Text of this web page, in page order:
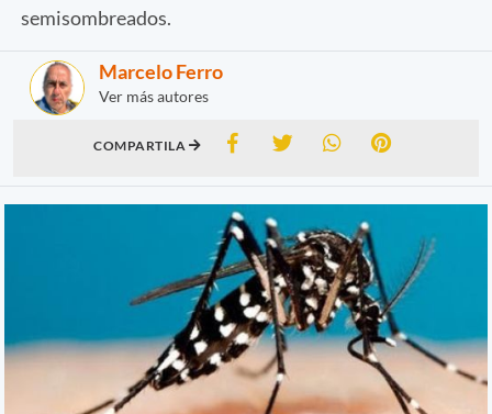
semisombreados.
Marcelo Ferro
Ver más autores
COMPARTILA